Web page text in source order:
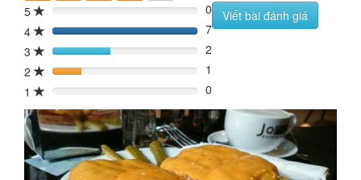
5 0%
0
4
140%
7
3
40%
2
2
20%
1
1
0% 0
Viết bài đánh giá